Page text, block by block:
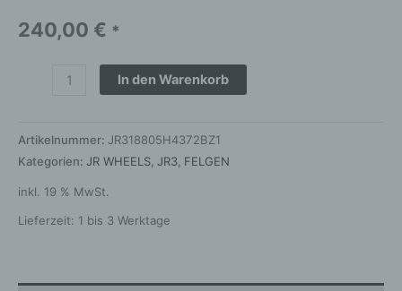
240,00 € *
In den Warenkorb
Artikelnummer: JR318805H4372BZ1
Kategorien: JR WHEELS JR3 FELGEN
inkl. 19 % MwSt.
Lieferzeit: 1 bis 3 Werktage